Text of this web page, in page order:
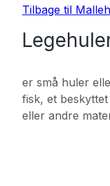
Tilbage til
er små huler
fisk, et
eller andre